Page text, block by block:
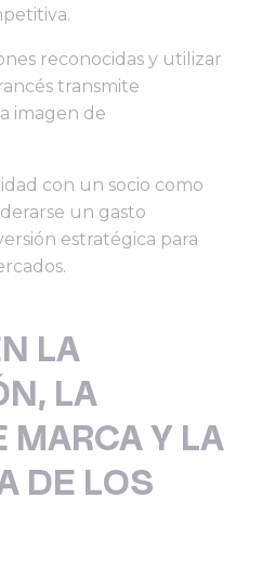
reconocidas y utilizar
transmite
imagen de
con un socio como
un gasto
estratégica para
LA
LA
MARCA Y LA
DE LOS